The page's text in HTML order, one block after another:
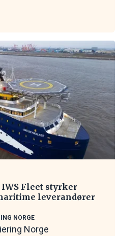
Fleet styrker
leverandører
NORGE
Norge